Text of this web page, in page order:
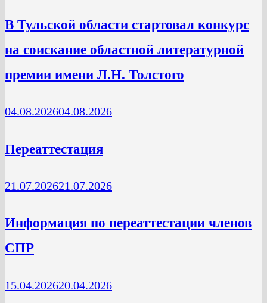
В Тульской области стартовал конкурс
на соискание областной литературной
премии имени Л.Н. Толстого
04.08.202604.08.2026
Переаттестация
21.07.202621.07.2026
Информация по переаттестации членов
СПР
15.04.202620.04.2026